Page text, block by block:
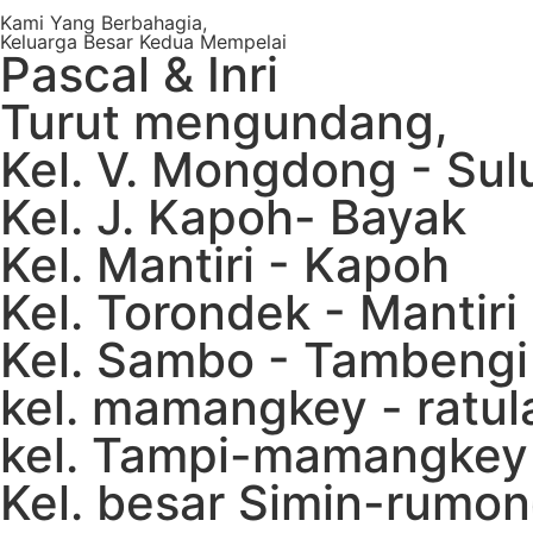
Kami Yang Berbahagia,
Keluarga Besar Kedua Mempelai
Pascal & Inri
Turut mengundang,
Kel. V. Mongdong -
Kel. J. Kapoh- Bayak
Kel. Mantiri - Kapoh
Kel. Torondek - Mantiri
Kel. Sambo - Tambengi
kel. mamangkey -
kel. Tampi-mamangkey
Kel. besar Simin-